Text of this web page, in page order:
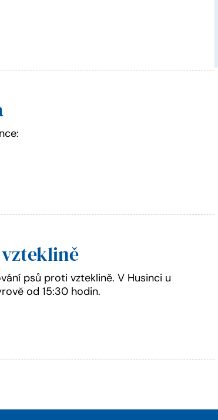
psů proti vzteklině. V Husinci u
od 15:30 hodin.